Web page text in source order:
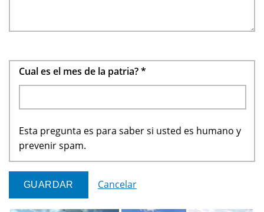
Cual es el mes de la patria?*
Esta pregunta es para saber si usted es humano y
prevenir spam.
Cancelar